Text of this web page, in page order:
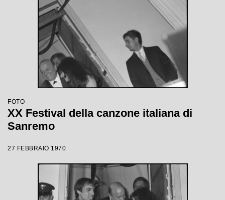
FOTO
XX Festival della canzone italiana di
Sanremo
27 FEBBRAIO 1970